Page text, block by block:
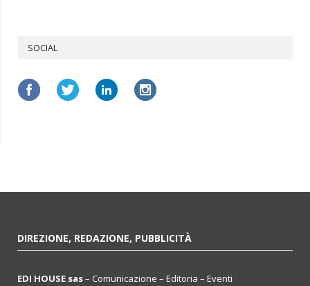
SOCIAL
DIREZIONE, REDAZIONE, PUBBLICITÀ
EDI HOUSE sas– Comunicazione – Editoria – Eventi